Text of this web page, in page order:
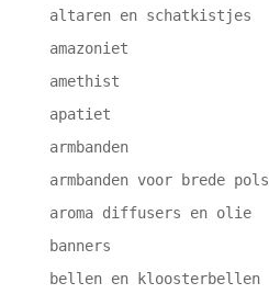
altaren en schatkistjes
amazoniet
amethist
apatiet
armbanden
armbanden voor brede pols
aroma diffusers en olie
banners
bellen en kloosterbellen